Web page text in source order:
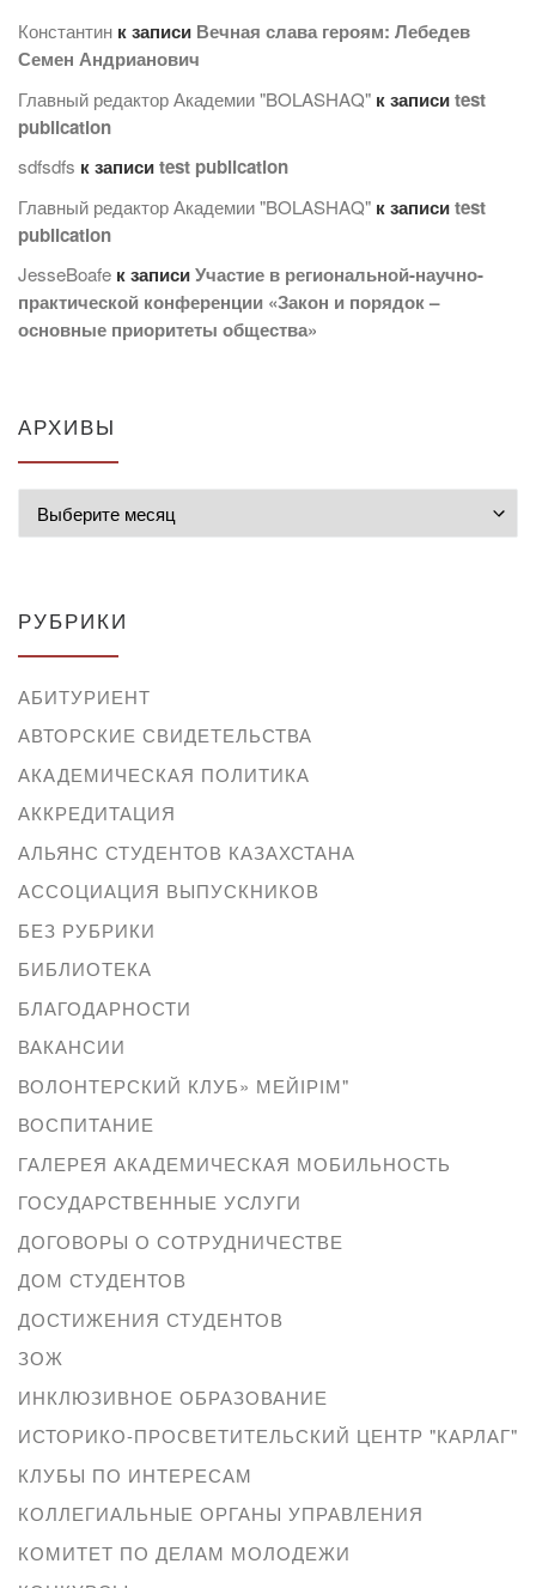
Константин к записи Вечная слава героям: Лебедев
Семен Андрианович
Главный редактор Академии "BOLASHAQ" к записиtest
publication
sdfsdfs к записиtest publication
Главный редактор Академии "BOLASHAQ" к записиtest
publication
JesseBoafe к записиУчастие в региональной-научно-
практической конференции «Закон и порядок –
основные приоритеты общества»
АРХИВЫ
РУБРИКИ
АБИТУРИЕНТ
АВТОРСКИЕ СВИДЕТЕЛЬСТВА
АКАДЕМИЧЕСКАЯ ПОЛИТИКА
АККРЕДИТАЦИЯ
АЛЬЯНС СТУДЕНТОВ КАЗАХСТАНА
АССОЦИАЦИЯ ВЫПУСКНИКОВ
БЕЗ РУБРИКИ
БИБЛИОТЕКА
БЛАГОДАРНОСТИ
ВАКАНСИИ
ВОЛОНТЕРСКИЙ КЛУБ» МЕЙІРІМ"
ВОСПИТАНИЕ
ГАЛЕРЕЯ АКАДЕМИЧЕСКАЯ МОБИЛЬНОСТЬ
ГОСУДАРСТВЕННЫЕ УСЛУГИ
ДОГОВОРЫ О СОТРУДНИЧЕСТВЕ
ДОМ СТУДЕНТОВ
ДОСТИЖЕНИЯ СТУДЕНТОВ
ЗОЖ
ИНКЛЮЗИВНОЕ ОБРАЗОВАНИЕ
ИСТОРИКО-ПРОСВЕТИТЕЛЬСКИЙ ЦЕНТР "КАРЛАГ"
КЛУБЫ ПО ИНТЕРЕСАМ
КОЛЛЕГИАЛЬНЫЕ ОРГАНЫ УПРАВЛЕНИЯ
КОМИТЕТ ПО ДЕЛАМ МОЛОДЕЖИ